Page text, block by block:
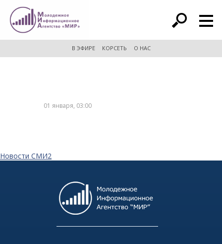
расширенный поиск
В ЭФИРЕ КОРСЕТЬ О НАС
01 января, 03:00
Новости СМИ2